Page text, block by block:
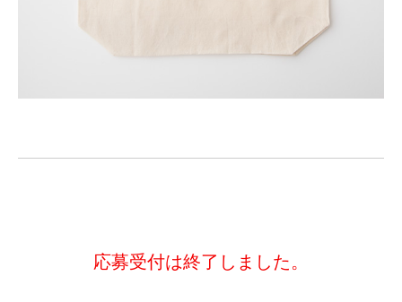
応募受付は終了しました。